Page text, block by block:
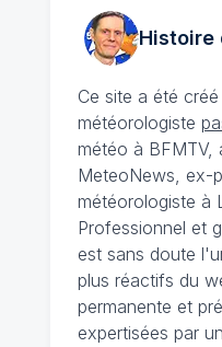
Histoire
Ce site a été
météorologiste
météo à BFMTV,
MeteoNews, ex-
météorologiste à
Professionnel et
est sans doute
plus réactifs du
permanente et
expertisées par